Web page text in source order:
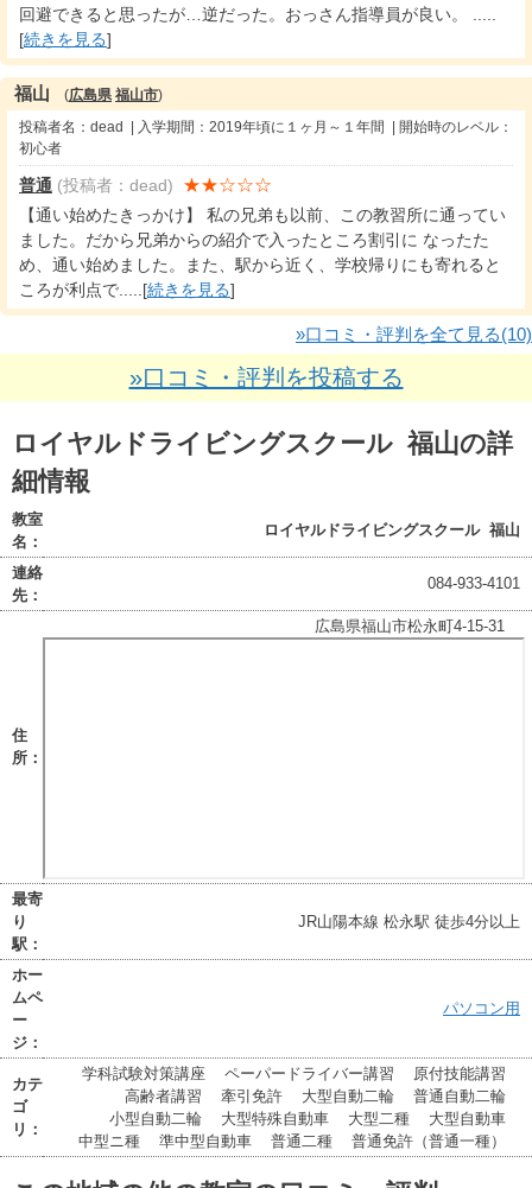
回避できると思ったが…逆だった。おっさん指導員が良い。 .....
[続きを見る]
福山 (広島県 福山市)
投稿者名：dead | 入学期間：2019年頃に１ヶ月～１年間 | 開始時のレベル：
初心者
普通 (投稿者：dead) ★★☆☆☆
【通い始めたきっかけ】 私の兄弟も以前、この教習所に通ってい
ました。だから兄弟からの紹介で入ったところ割引に なったた
め、通い始めました。また、駅から近く、学校帰りにも寄れると
ころが利点で.....[続きを見る]
»口コミ・評判を全て見る(10)
»口コミ・評判を投稿する
ロイヤルドライビングスクール 福山の詳
細情報
教室
名：
ロイヤルドライビングスクール 福山
連絡
先：
084-933-4101
住
所：
広島県福山市松永町4-15-31
最寄
り
駅：
JR山陽本線 松永駅 徒歩4分以上
ホー
ムペ
ー
ジ：
パソコン用
カテ
ゴ
リ：
学科試験対策講座 ペーパードライバー講習
原付技能講習
高齢者講習
牽引免許 大型自動二輪
普通自動二輪
小型自動二輪
大型特殊自動車 大型二種
大型自動車
中型ニ種
準中型自動車 普通二種 普通免許（普通一種）